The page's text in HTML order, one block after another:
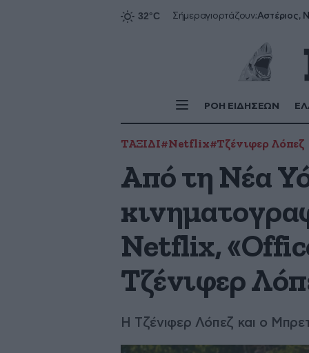
Σήμεραγιορτάζουν:Αστέριος,
ΡΟΗ ΕΙΔΗΣΕΩΝ
ΤΑΞΙΔΙ#Netflix#Τζένιφερ Λόπεζ
Από τη Νέα
Netflix,
Τζένιφερ
Η Τζένιφερ Λόπεζ και ο